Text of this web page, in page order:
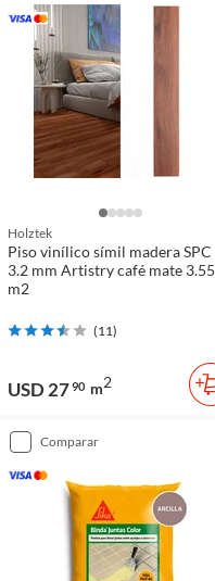
Holztek
Piso vinílico símil madera SPC
3.2 mm Artistry café mate 3.55
m2
(11)
USD 2790 m2
comparar